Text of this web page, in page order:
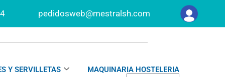
pedidosweb@mestralsh.com
Y SERVILLETAS
MAQUINARIA HOSTELERIA